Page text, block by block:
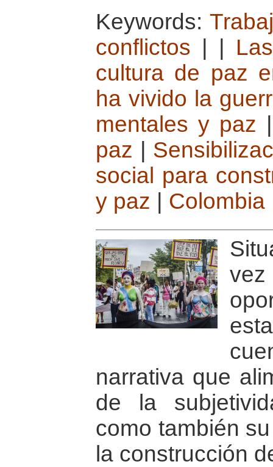
Keywords:
conflictos
cultura de paz
ha vivido la
mentales y paz
paz
social para
y paz
Colombia
narrativa que
de la
como también
la construcción